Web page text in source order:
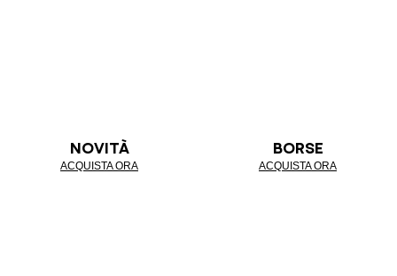
NOVITÀ
ACQUISTA ORA
BORSE
ACQUISTA ORA